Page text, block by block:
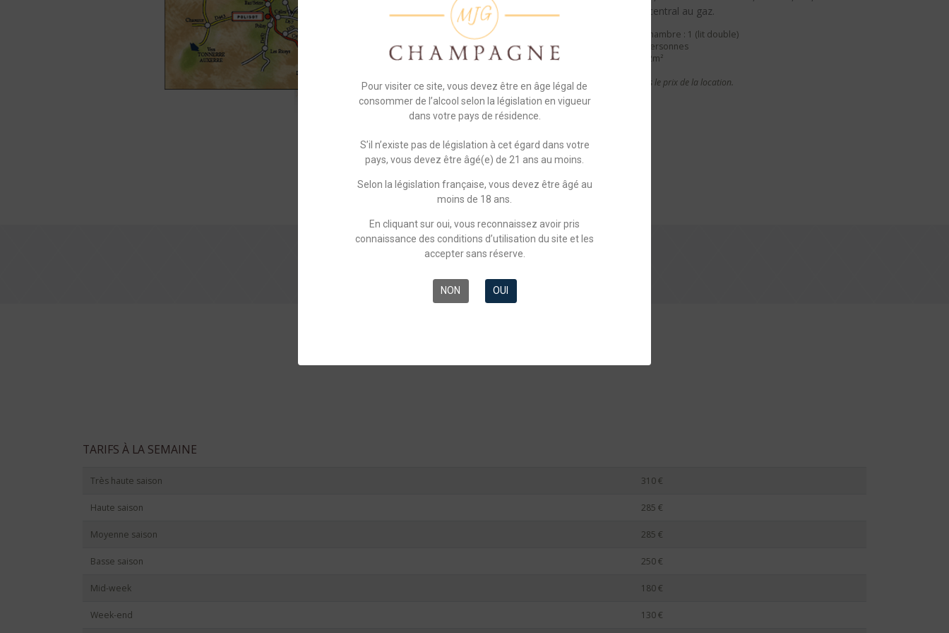
Pour visiter ce site, vous devez être en âge légal de
consommer de l’alcool selon la législation en vigueur
dans votre pays de résidence.
S’il n’existe pas de législation à cet égard dans votre
pays, vous devez être âgé(e) de 21 ans au moins.
Selon la législation française, vous devez être âgé au
moins de 18 ans.
En cliquant sur oui, vous reconnaissez avoir pris
connaissance des conditions d’utilisation du site et les
accepter sans réserve.
NON OUI
bains. Chauffage central au gaz.
Nombre de chambre : 1 (lit double)
Capacité : 2 personnes
Superficie : 42m²
Charges incluses dans le prix de la location.
TARIFS À LA SEMAINE
Très haute saison 310 €
Haute saison 285 €
Moyenne saison 285 €
Basse saison 250 €
Mid-week 180 €
Week-end 130 €